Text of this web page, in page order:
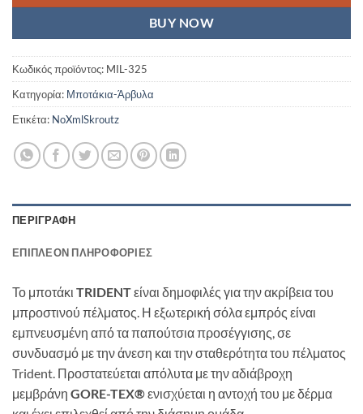
BUY NOW
Κωδικός προϊόντος: MIL-325
Κατηγορία: Μποτάκια-Άρβυλα
Ετικέτα: NoXmlSkroutz
ΠΕΡΙΓΡΑΦΉ
ΕΠΙΠΛΈΟΝ ΠΛΗΡΟΦΟΡΊΕΣ
Το μποτάκι TRIDENTείναι δημοφιλές για την ακρίβεια του
μπροστινού πέλματος. Η εξωτερική σόλα εμπρός είναι
εμπνευσμένη από τα παπούτσια προσέγγισης, σε
συνδυασμό με την άνεση και την σταθερότητα του πέλματος
Trident. Προστατεύεται απόλυτα με την αδιάβροχη
μεμβράνη GORE-TEX®ενισχύεται η αντοχή του με δέρμα